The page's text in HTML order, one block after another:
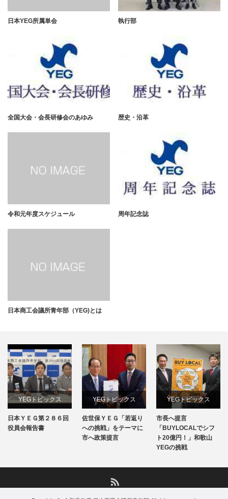
日本YEG所属単会 執行部
全国大会・会長研修会のあゆみ 歴史・沿革
令和元年度スケジュール 周年記念誌
日本商工会議所青年部（YEG)とは
YEGトピックス
日本YEG事業
日本ＹＥＧ第２８６回
役員会報告書
YEGトピックス
メディア掲載情報
佐世保ＹＥＧ「若返り
への挑戦」をテーマに
市へ政策提言
YEGトピックス
メディア掲載情報
地域のYEG情報
市長へ提言
「BUYLOCALでシフ
ト20億円！」和歌山
YEGの挑戦